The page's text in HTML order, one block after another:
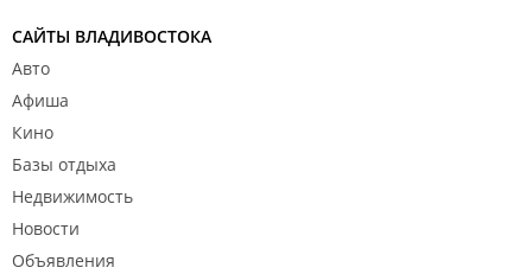
САЙТЫ ВЛАДИВОСТОКА
Авто
Афиша
Кино
Базы отдыха
Недвижимость
Новости
Объявления